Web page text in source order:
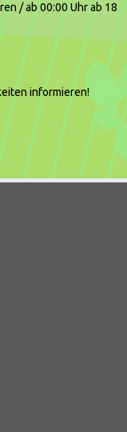
/ ab 00:00 Uhr ab 18
informieren!